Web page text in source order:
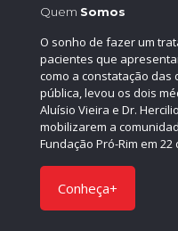
Quem Somos
O sonho de fazer um
pacientes que
como a constatação
pública, levou os dois
Aluísio Vieira e Dr.
mobilizarem a
Fundação Pró-Rim em
Conheça+